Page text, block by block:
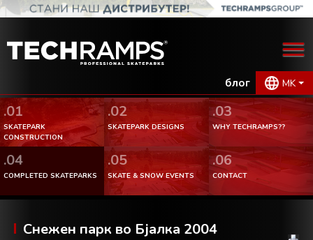
блог MK
.01
SKATEPARK
CONSTRUCTION
.02
SKATEPARK DESIGNS
.03
WHY TECHRAMPS??
.04
COMPLETED SKATEPARKS
.05
SKATE & SNOW EVENTS
.06
CONTACT
Снежен парк во Бјалка 2004